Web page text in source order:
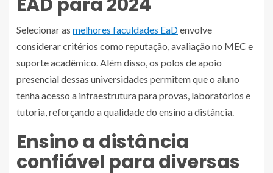
Selecionar as melhores faculdades EaDenvolve
considerar critérios como reputação, avaliação no MEC e
suporte acadêmico. Além disso, os polos de apoio
presencial dessas universidades permitem que o aluno
tenha acesso a infraestrutura para provas, laboratórios e
tutoria, reforçando a qualidade do ensino a distância.
Ensino a distância
confiável para diversas